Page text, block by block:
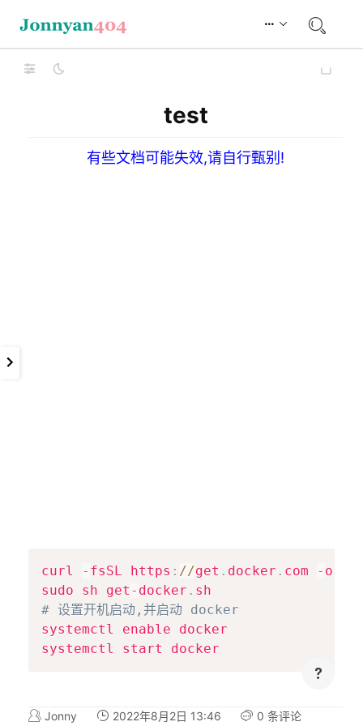
test
有些文档可能失效,请自行甄别!
curl - fsSL https : //get . docker . com - o
sudo sh get - docker .
# 设置开机启动,并启动 docker
systemctl enable docker
systemctl start docker
Jonny 2022年8月2日 13:46 0 条评论